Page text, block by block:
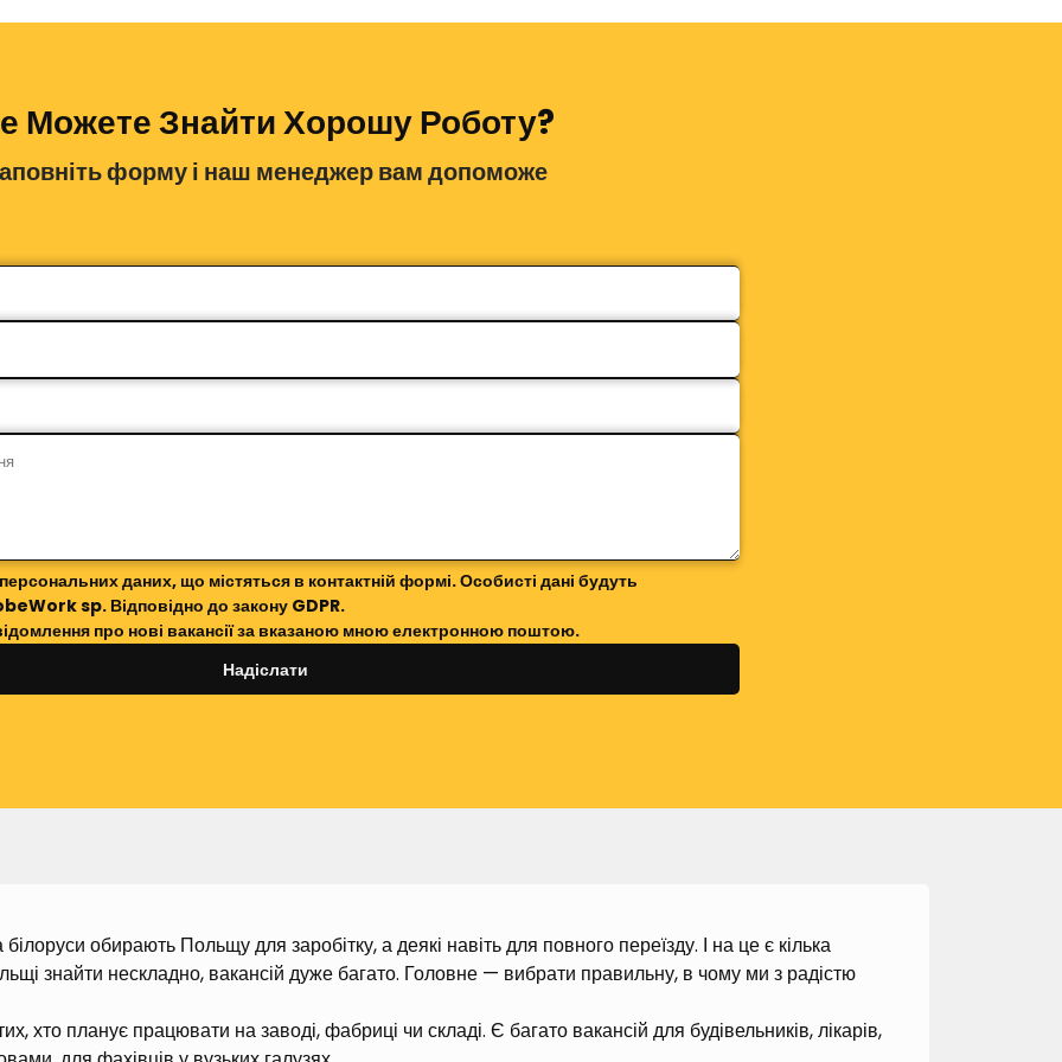
Можете Знайти Хорошу Роботу?
форму і наш менеджер вам допоможе
даних, що містяться в контактній формі. Особисті дані будуть
sp. Відповідно до закону GDPR.
про нові вакансії за вказаною мною електронною поштою.
Надіслати
обирають Польщу для заробітку, а деякі навіть для повного переїзду. І на це є кілька
знайти нескладно, вакансій дуже багато. Головне — вибрати правильну, в чому ми з радістю
хто планує працювати на заводі, фабриці чи складі. Є багато вакансій для будівельників, лікарів,